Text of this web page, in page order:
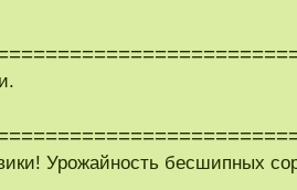
Урожайность бесшипных